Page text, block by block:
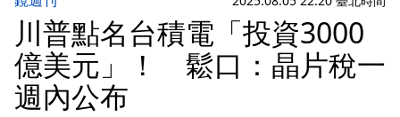
川普點名台積電「投資3000
億美元」！ 鬆口：晶片稅一
週內公布